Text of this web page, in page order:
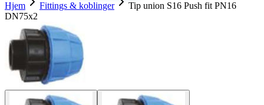
Hjem Fittings & koblinger
Tip union S16 Push fit PN16
DN75x2